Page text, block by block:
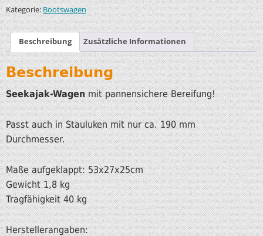
Kategorie:Bootswagen
Beschreibung Zusätzliche Informationen
Beschreibung
Seekajak-Wagenmit pannensichere Bereifung!
Passt auch in Stauluken mit nur ca. 190 mm
Durchmesser.
Maße aufgeklappt: 53x27x25cm
Gewicht 1,8 kg
Tragfähigkeit 40 kg
Herstellerangaben: